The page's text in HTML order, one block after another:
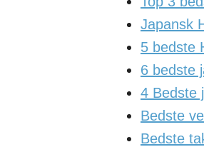
Japansk
5 bedste
6 bedste
4 Bedste
Bedste
Bedste